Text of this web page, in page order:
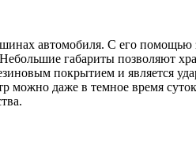
автомобиля. С его
габариты позволяют
покрытием и является
можно даже в темное время